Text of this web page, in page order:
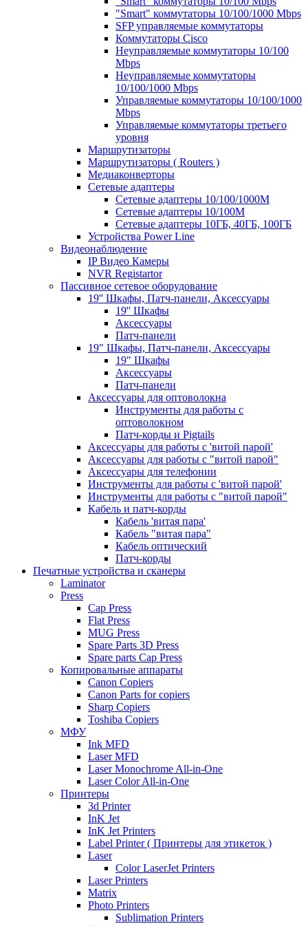
"Smart" коммутаторы 10/100/1000 Mbps
SFP управляемые коммутаторы
Коммутаторы Cisco
Неуправляемые коммутаторы 10/100
Mbps
Неуправляемые коммутаторы
10/100/1000 Mbps
Управляемые коммутаторы 10/100/1000
Mbps
Управляемые коммутаторы третьего
уровня
Маршрутизаторы
Маршрутизаторы ( Routers )
Медиаконверторы
Сетевые адаптеры
Сетевые адаптеры 10/100/1000М
Сетевые адаптеры 10/100M
Сетевые адаптеры 10ГБ, 40ГБ, 100ГБ
Устройства Power Line
Видеонаблюдение
IP Видео Камеры
NVR Registartor
Пассивное сетевое оборудование
19'' Шкафы, Патч-панели, Аксессуары
19'' Шкафы
Аксессуары
Патч-панели
19" Шкафы, Патч-панели, Аксессуары
19" Шкафы
Аксессуары
Патч-панели
Аксессуары для оптоволокна
Инструменты для работы с
оптоволокном
Патч-корды и Pigtails
Аксессуары для работы с 'витой парой'
Аксессуары для работы с "витой парой"
Аксессуары для телефонии
Инструменты для работы с 'витой парой'
Инструменты для работы с "витой парой"
Кабель и патч-корды
Кабель 'витая пара'
Кабель "витая пара"
Кабель оптический
Патч-корды
Печатные устройства и сканеры
Laminator
Press
Cap Press
Flat Press
MUG Press
Spare Parts 3D Press
Spare parts Cap Press
Копировальные аппараты
Canon Copiers
Canon Parts for copiers
Sharp Copiers
Toshiba Copiers
МФУ
Ink MFD
Laser MFD
Laser Monochrome All-in-One
Laser Color All-in-One
Принтеры
3d Printer
InK Jet
InK Jet Printers
Label Printer ( Принтеры для этикеток )
Laser
Color LaserJet Printers
Laser Printers
Matrix
Photo Printers
Sublimation Printers